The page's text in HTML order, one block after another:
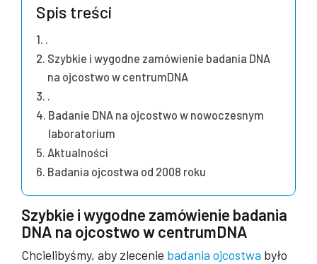
Spis treści
.
Szybkie i wygodne zamówienie badania DNA
na ojcostwo w centrumDNA
.
Badanie DNA na ojcostwo w nowoczesnym
laboratorium
Aktualności
Badania ojcostwa od 2008 roku
Szybkie i wygodne zamówienie badania
DNA na ojcostwo w centrumDNA
Chcielibyśmy, aby zlecenie badania ojcostwa było